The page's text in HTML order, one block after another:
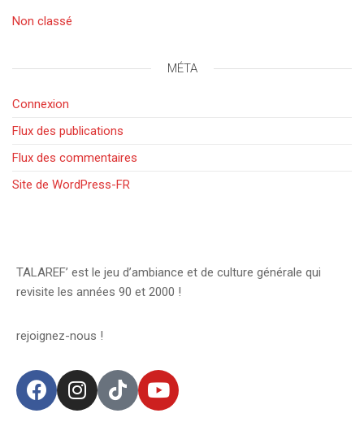
Non classé
MÉTA
Connexion
Flux des publications
Flux des commentaires
Site de WordPress-FR
TALAREF’ est le jeu d’ambiance et de culture générale qui
revisite les années 90 et 2000 !
rejoignez-nous !